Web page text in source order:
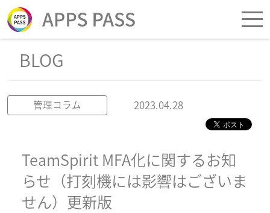
BLOG
管理コラム 2023.04.28
TeamSpirit MFA化に関するお知
らせ（打刻機には影響はございま
せん）更新版